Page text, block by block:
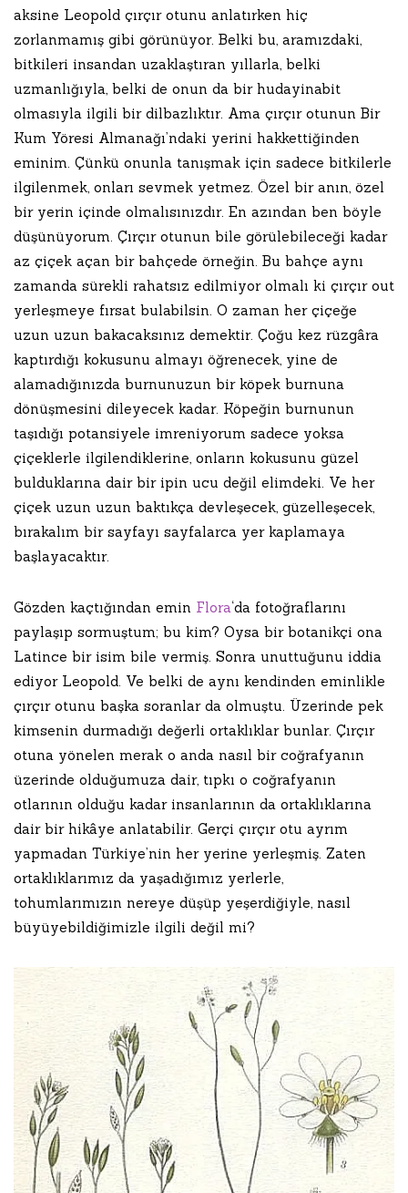
aksine Leopold çırçır otunu anlatırken hiç
zorlanmamış gibi görünüyor. Belki bu, aramızdaki,
bitkileri insandan uzaklaştıran yıllarla, belki
uzmanlığıyla, belki de onun da bir hudayinabit
olmasıyla ilgili bir dilbazlıktır. Ama çırçır otunun Bir
Kum Yöresi Almanağı’ndaki yerini hakkettiğinden
eminim. Çünkü onunla tanışmak için sadece bitkilerle
ilgilenmek, onları sevmek yetmez. Özel bir anın, özel
bir yerin içinde olmalısınızdır. En azından ben böyle
düşünüyorum. Çırçır otunun bile görülebileceği kadar
az çiçek açan bir bahçede örneğin. Bu bahçe aynı
zamanda sürekli rahatsız edilmiyor olmalı ki çırçır out
yerleşmeye fırsat bulabilsin. O zaman her çiçeğe
uzun uzun bakacaksınız demektir. Çoğu kez rüzgâra
kaptırdığı kokusunu almayı öğrenecek, yine de
alamadığınızda burnunuzun bir köpek burnuna
dönüşmesini dileyecek kadar. Köpeğin burnunun
taşıdığı potansiyele imreniyorum sadece yoksa
çiçeklerle ilgilendiklerine, onların kokusunu güzel
bulduklarına dair bir ipin ucu değil elimdeki. Ve her
çiçek uzun uzun baktıkça devleşecek, güzelleşecek,
bırakalım bir sayfayı sayfalarca yer kaplamaya
başlayacaktır.
Gözden kaçtığından emin Flora‘da fotoğraflarını
paylaşıp sormuştum; bu kim? Oysa bir botanikçi ona
Latince bir isim bile vermiş. Sonra unuttuğunu iddia
ediyor Leopold. Ve belki de aynı kendinden eminlikle
çırçır otunu başka soranlar da olmuştu. Üzerinde pek
kimsenin durmadığı değerli ortaklıklar bunlar. Çırçır
otuna yönelen merak o anda nasıl bir coğrafyanın
üzerinde olduğumuza dair, tıpkı o coğrafyanın
otlarının olduğu kadar insanlarının da ortaklıklarına
dair bir hikâye anlatabilir. Gerçi çırçır otu ayrım
yapmadan Türkiye’nin her yerine yerleşmiş. Zaten
ortaklıklarımız da yaşadığımız yerlerle,
tohumlarımızın nereye düşüp yeşerdiğiyle, nasıl
büyüyebildiğimizle ilgili değil mi?